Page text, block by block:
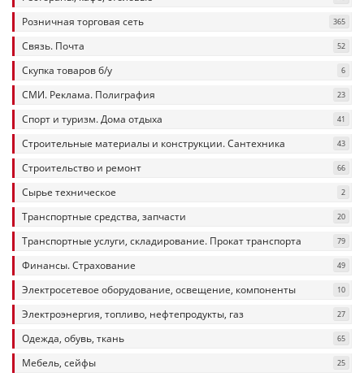
Розничная торговая сеть 365
Связь. Почта 52
Скупка товаров б/у 6
СМИ. Реклама. Полиграфия 23
Спорт и туризм. Дома отдыха 41
Строительные материалы и конструкции. Сантехника 43
Строительство и ремонт 66
Сырье техническое 2
Транспортные средства, запчасти 20
Транспортные услуги, складирование. Прокат транспорта 79
Финансы. Страхование 49
Электросетевое оборудование, освещение, компоненты 10
Электроэнергия, топливо, нефтепродукты, газ 27
Одежда, обувь, ткань 65
Мебель, сейфы 25